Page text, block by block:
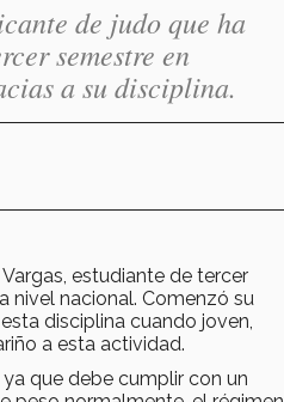
de judo que ha
semestre en
a su disciplina.
estudiante de tercer
nivel nacional. Comenzó su
disciplina cuando joven,
a esta actividad.
que debe cumplir con un